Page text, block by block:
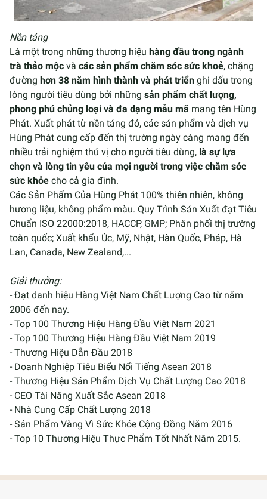
Nền tảng
Là một trong những thương hiệu hàng đầu trong ngành
trà thảo mộc và các sản phẩm chăm sóc sức khoẻ, chặng
đường hơn 38 năm hình thành và phát triển ghi dấu trong
lòng người tiêu dùng bởi những sản phẩm chất lượng,
phong phú chủng loại và đa dạng mẫu mã mang tên Hùng
Phát. Xuất phát từ nền tảng đó, các sản phẩm và dịch vụ
Hùng Phát cung cấp đến thị trường ngày càng mang đến
nhiều trải nghiệm thú vị cho người tiêu dùng, là sự lựa
chọn và lòng tin yêu của mọi người trong việc chăm sóc
sức khỏe cho cả gia đình.
Các Sản Phẩm Của Hùng Phát 100% thiên nhiên, không
hương liệu, không phẩm màu. Quy Trình Sản Xuất đạt Tiêu
Chuẩn ISO 22000:2018, HACCP, GMP; Phân phối thị trường
toàn quốc; Xuất khẩu Úc, Mỹ, Nhật, Hàn Quốc, Pháp, Hà
Lan, Canada, New Zealand,...
Giải thưởng:
- Đạt danh hiệu Hàng Việt Nam Chất Lượng Cao từ năm
2006 đến nay.
- Top 100 Thương Hiệu Hàng Đầu Việt Nam 2021
- Top 100 Thương Hiệu Hàng Đầu Việt Nam 2019
- Thương Hiệu Dẫn Đầu 2018
- Doanh Nghiệp Tiêu Biểu Nổi Tiếng Asean 2018
- Thương Hiệu Sản Phẩm Dịch Vụ Chất Lượng Cao 2018
- CEO Tài Năng Xuất Sắc Asean 2018
- Nhà Cung Cấp Chất Lượng 2018
- Sản Phẩm Vàng Vì Sức Khỏe Cộng Đồng Năm 2016
- Top 10 Thương Hiệu Thực Phẩm Tốt Nhất Năm 2015.